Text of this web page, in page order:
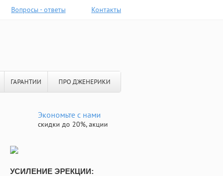
Вопросы - ответы Контакты
ГАРАНТИИ ПРО ДЖЕНЕРИКИ
Экономьте с нами
скидки до 20%, акции
УСИЛЕНИЕ ЭРЕКЦИИ: